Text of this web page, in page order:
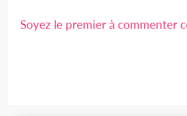
Soyez le premier à commenter